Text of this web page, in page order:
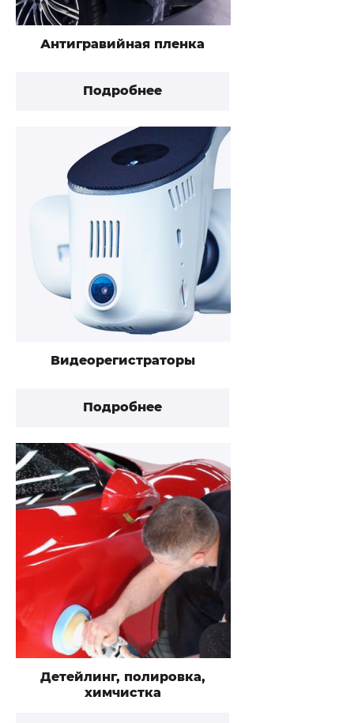
Антигравийная пленка
Подробнее
Видеорегистраторы
Подробнее
Детейлинг, полировка,
химчистка